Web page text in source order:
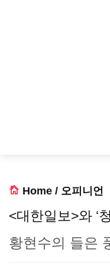
Home / 오피니언
<대한일보>와 ‘
황현수의 들은